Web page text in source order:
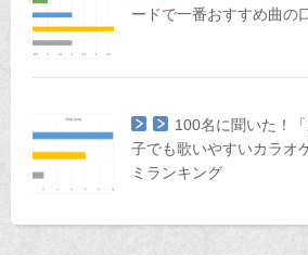
ードで一番おすすめ曲の
100名に聞いた！
子でも歌いやすいカラオ
ミランキング